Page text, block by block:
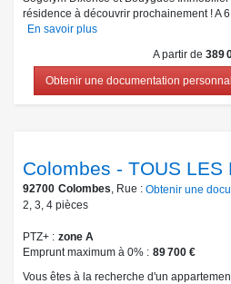
résidence à découvrir prochainement ! A
En savoir plus
A partir de 389
Obtenir une documentation
Colombes - TOUS LES
92700 Colombes, Rue : Obtenir une
2, 3, 4 pièces
PTZ+
zone A
Emprunt maximum à 0%
89 700 €
Vous êtes à la recherche d'un